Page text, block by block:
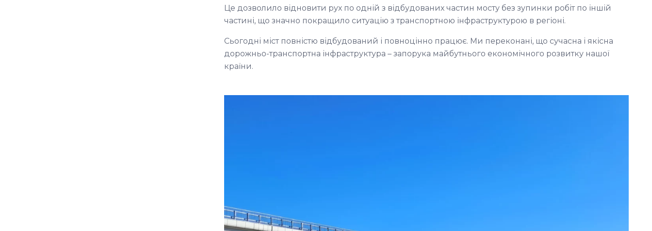
Це дозволило відновити рух по одній з відбудованих частин мосту без зупинки робіт по іншій
частині, що значно покращило ситуацію з транспортною інфраструктурою в регіоні.
Сьогодні міст повністю відбудований і повноцінно працює. Ми переконані, що сучасна і якісна
дорожньо-транспортна інфраструктура – запорука майбутнього економічного розвитку нашої
країни.